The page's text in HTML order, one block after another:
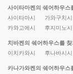
사이타마켄의 쉐어하우스
사이타마시
가와구치시
카와고에시
후지미노시
치바켄의 쉐어하우스를 찾
이치카와시
후나바시시
카나가와켄의 쉐어하우스